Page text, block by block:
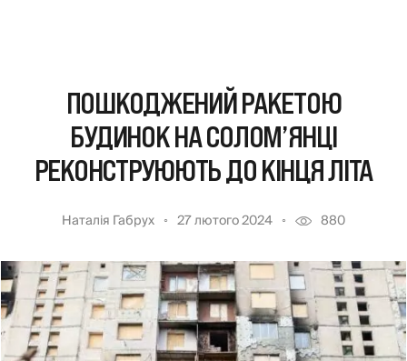
ПОШКОДЖЕНИЙ РАКЕТОЮ
БУДИНОК НА СОЛОМ’ЯНЦІ
РЕКОНСТРУЮЮТЬ ДО КІНЦЯ ЛІТА
Наталія Габрух 27 лютого 2024 880